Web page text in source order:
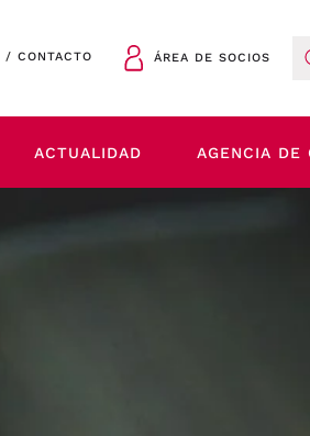
/ CONTACTO ÁREA DE SOCIOS
ACTUALIDAD AGENCIA DE